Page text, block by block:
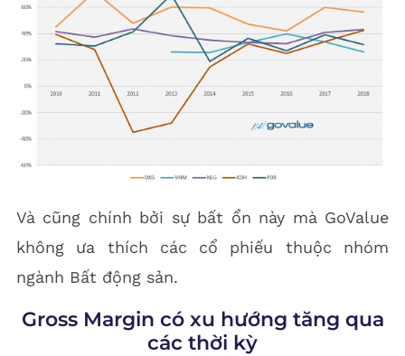
Và cũng chính bởi sự bất ổn này mà GoValue
không ưa thích các cổ phiếu thuộc nhóm
ngành Bất động sản.
Gross Margin có xu hướng tăng qua
các thời kỳ